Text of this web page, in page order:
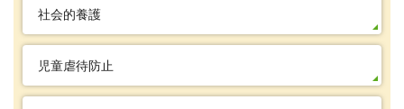
社会的養護
児童虐待防止